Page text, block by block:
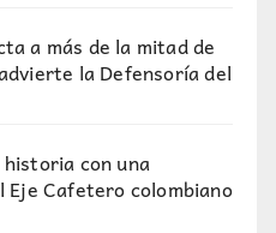
a más de la mitad de
la Defensoría del
con una
Eje Cafetero colombiano